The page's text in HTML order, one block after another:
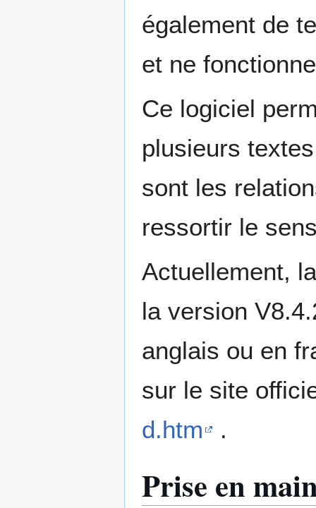
également de
et ne
Ce logiciel
plusieurs
sont les
ressortir le
Actuellement,
la version
anglais ou en
sur le site
d.htm
.
Prise en